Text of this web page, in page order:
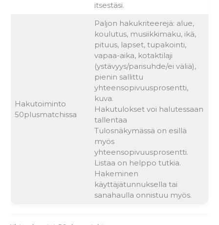
itsestäsi.
Hakutoiminto
50plusmatchissa
Paljon hakukriteerejä: alue,
koulutus, musiikkimaku, ikä,
pituus, lapset, tupakointi,
vapaa-aika, kotaktilaji
(ystävyys/parisuhde/ei väliä),
pienin sallittu
yhteensopivuusprosentti,
kuva.
Hakutulokset voi halutessaan
tallentaa
Tulosnäkymässä on esillä
myös
yhteensopivuusprosentti.
Listaa on helppo tutkia.
Hakeminen
käyttäjätunnuksella tai
sanahaulla onnistuu myös.